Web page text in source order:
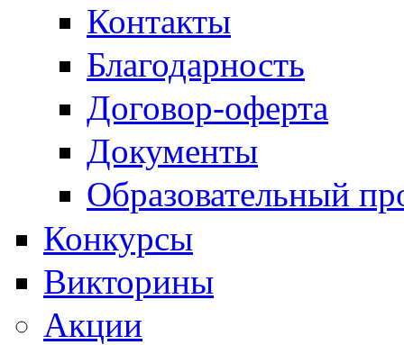
Контакты
Благодарность
Договор-оферта
Документы
Образовательный
Конкурсы
Викторины
Акции